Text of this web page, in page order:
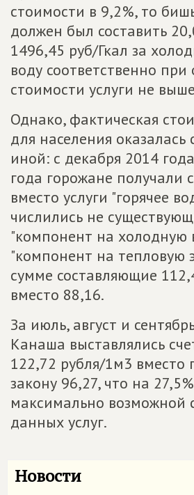
стоимости в 9,2%, то
должен был составить
1496,45 руб/Гкал за
воду соответственно
стоимости услуги не
Однако, фактическая
для населения оказалась
иной: с декабря 2014
года горожане получали
вместо услуги "горячее
числились не
"компонент на холодную
"компонент на тепловую
сумме составляющие
вместо 88,16.
За июль, август и
Канаша выставлялись
122,72 рубля/1м3
закону 96,27, что на
максимально возможной
данных услуг.
Новости